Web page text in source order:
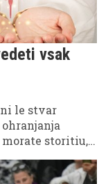
vsak
le stvar
storitiu,